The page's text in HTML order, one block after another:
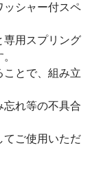
ッシャー付スペ
専用スプリング
ことで、組み立
忘れ等の不具合
てご使用いただ